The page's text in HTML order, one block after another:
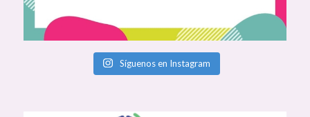
Síguenos en Instagram